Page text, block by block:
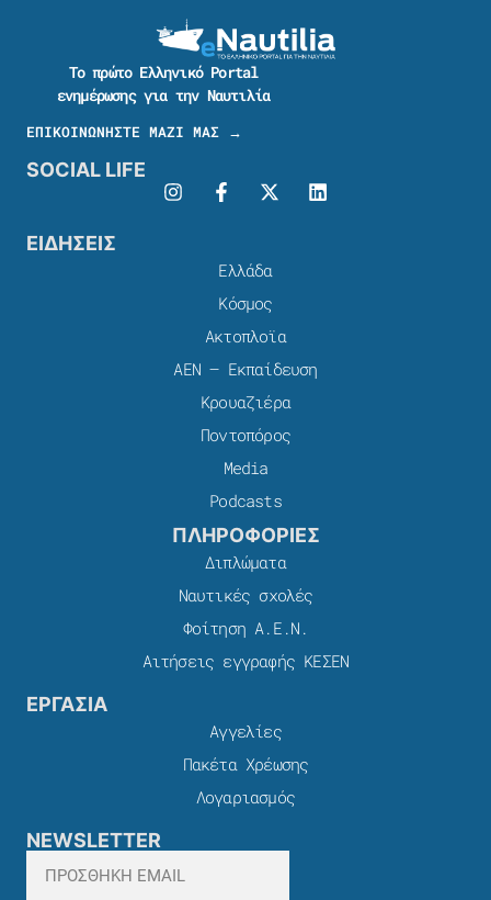
Το πρώτο Ελληνικό Portal
ενημέρωσης για την Ναυτιλία
ΕΠΙΚΟΙΝΩΝΗΣΤΕ ΜΑΖΙ ΜΑΣ →
SOCIAL LIFE
ΕΙΔΗΣΕΙΣ
Ελλάδα
Κόσμος
Ακτοπλοϊα
ΑΕΝ – Εκπαίδευση
Κρουαζιέρα
Ποντοπόρος
Media
Podcasts
ΠΛΗΡΟΦΟΡΙΕΣ
Διπλώματα
Ναυτικές σχολές
Φοίτηση Α.Ε.Ν.
Αιτήσεις εγγραφής ΚΕΣΕΝ
ΕΡΓΑΣΙΑ
Αγγελίες
Πακέτα Χρέωσης​
Λογαριασμός
NEWSLETTER